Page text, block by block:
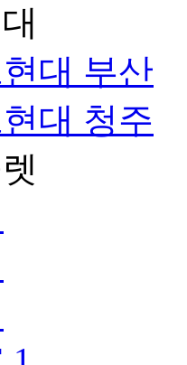
대 부산
대 청주